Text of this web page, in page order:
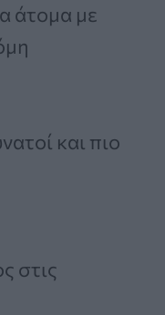
άτομα με
και πιο
στις